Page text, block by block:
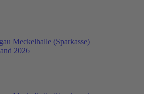
Meckelhalle (Sparkasse)
2026